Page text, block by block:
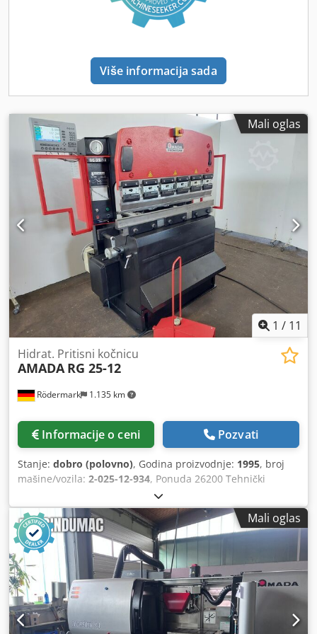
Više informacija sada
Mali oglas
1 / 11
Rödermark 1.135 km
Hidrat. Pritisni kočnicu
AMADA RG 25-12
Informacije o ceni Pozvati
Stanje: dobro (polovno), Godina proizvodnje: 1995, broj
mašine/vozila: 2-025-12-934, Ponuda 26200 Tehnički
podaci: - maksimalna dužina radnog područja 1250 mm -
prolaz kroz stub 1020 mm - maksimalna sila pritiska 25 t -
regulisanje pritiska pomoću ručnog regulatora Codezn Rd
Tspfx Agrsrf - digitalni prikaz za dubinu pritiska + zadnji
graničnik - izbočenje 200 mm - visina stola, otprilike 1000
mm - hod donje pres-grede, otprilike 80 mm - snaga
pogona 3 kW - zadnji graničnik, podesiv ručnim točkom 500
mm - električni nožni prekidač - potrebna površina,
otprilike Š 1600 x V 1800 x D 1200 mm - težina, otprilike 1,3
t
Mali oglas